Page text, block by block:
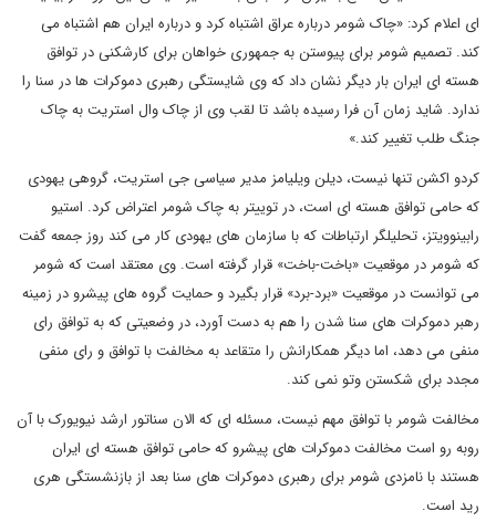
ای اعلام کرد: «چاک شومر درباره عراق اشتباه کرد و درباره ایران هم اشتباه می
کند. تصمیم شومر برای پیوستن به جمهوری خواهان برای کارشکنی در توافق
هسته ای ایران بار دیگر نشان داد که وی شایستگی رهبری دموکرات ها در سنا را
ندارد. شاید زمان آن فرا رسیده باشد تا لقب وی از چاک وال استریت به چاک
جنگ طلب تغییر کند.»
کردو اکشن تنها نیست، دیلن ویلیامز مدیر سیاسی جی استریت، گروهی یهودی
که حامی توافق هسته ای است، در توییتر به چاک شومر اعتراض کرد. استیو
رابینوویتز، تحلیلگر ارتباطات که با سازمان های یهودی کار می کند روز جمعه گفت
که شومر در موقعیت «باخت-باخت» قرار گرفته است. وی معتقد است که شومر
می توانست در موقعیت «برد-برد» قرار بگیرد و حمایت گروه های پیشرو در زمینه
رهبر دموکرات های سنا شدن را هم به دست آورد، در وضعیتی که به توافق رای
منفی می دهد، اما دیگر همکارانش را متقاعد به مخالفت با توافق و رای منفی
مجدد برای شکستن وتو نمی کند.
مخالفت شومر با توافق مهم نیست، مسئله ای که الان سناتور ارشد نیویورک با آن
روبه رو است مخالفت دموکرات های پیشرو که حامی توافق هسته ای ایران
هستند با نامزدی شومر برای رهبری دموکرات های سنا بعد از بازنشستگی هری
رید است.